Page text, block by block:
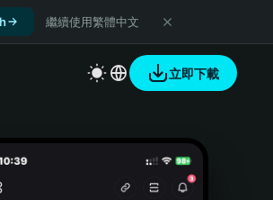
繼續使用繁體中文
立即下載